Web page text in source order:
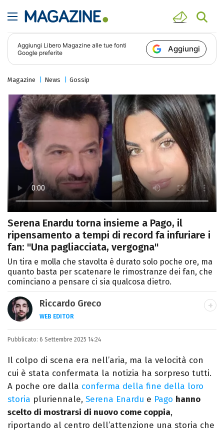
Aggiungi Libero Magazine alle tue fonti
Google preferite
Aggiungi
Magazine News Gossip
Serena Enardu torna insieme a Pago, il
ripensamento a tempi di record fa infuriare i
fan: "Una pagliacciata, vergogna"
Un tira e molla che stavolta è durato solo poche ore, ma
quanto basta per scatenare le rimostranze dei fan, che
cominciano a pensare ci sia qualcosa dietro.
Riccardo Greco
WEB EDITOR
LINKEDIN
Si avvicina all'editoria studiando all'IED
come Fashion Editor. Si specializza poi in
Comunicazione digitale, Giornalismo e
Nuovi media presso La Sapienza,
collaborando con alcune testate ed uffici
stampa.
Pubblicato: 6 Settembre 2025 14:24
Il colpo di scena era nell’aria, ma la velocità con
cui è stata confermata la notizia ha sorpreso tutti.
A poche ore dalla conferma della fine della loro
storia pluriennale, Serena Enardu e Pago hanno
scelto di mostrarsi di nuovo come coppia,
riportando al centro dell’attenzione una storia che